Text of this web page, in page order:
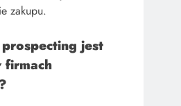
zakupu.
jest
firmach